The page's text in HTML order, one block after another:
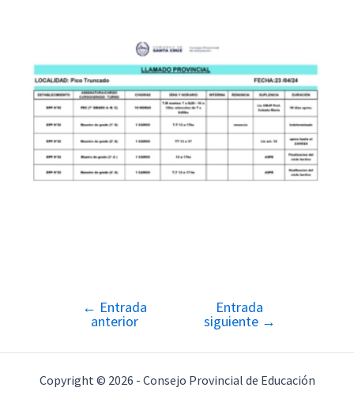
Navegación
entradas
← Entrada
anterior
Entrada
siguiente →
Copyright © 2026 - Consejo Provincial de Educación